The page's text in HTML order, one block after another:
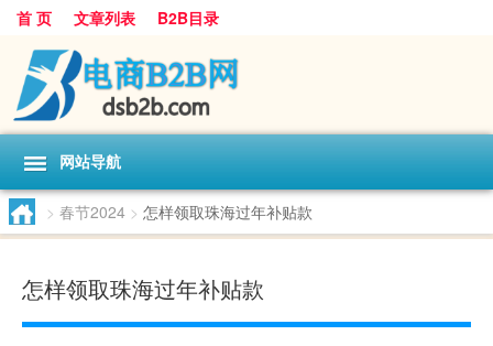
首 页 文章列表 B2B目录
网站导航
> 春节2024 > 怎样领取珠海过年补贴款
怎样领取珠海过年补贴款